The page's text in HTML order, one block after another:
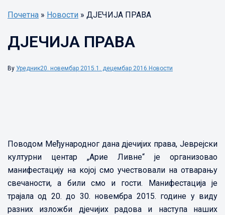
Почетна » Новости » ДЈЕЧИЈА ПРАВА
ДЈЕЧИЈА ПРАВА
By Уредник20. новембар 2015.1. децембар 2016. Новости
Поводом Међународног дана дјечијих права, Јеврејски
културни центар „Арие Ливне“ је организовао
манифестацију на којој смо учествовали на отварању
свечаности, а били смо и гости. Манифестација је
трајала од 20. до 30. новембра 2015. године у виду
разних изложби дјечијих радова и наступа наших